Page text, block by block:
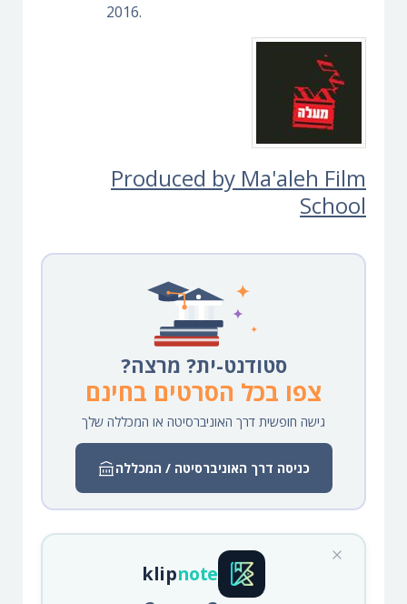
2016.
Produced by Ma'aleh Film
School
סטודנט-ית? מרצה?
צפו בכל הסרטים בחינם
גישה חופשית דרך האוניברסיטה או המכללה שלך
כניסה דרך האוניברסיטה / המכללה
klipnote